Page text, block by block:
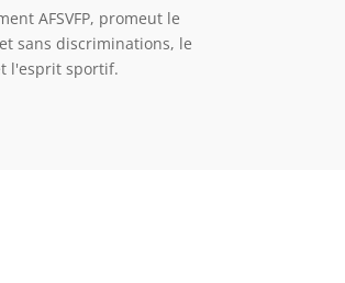
AFSVFP, promeut le
sans discriminations, le
l'esprit sportif.